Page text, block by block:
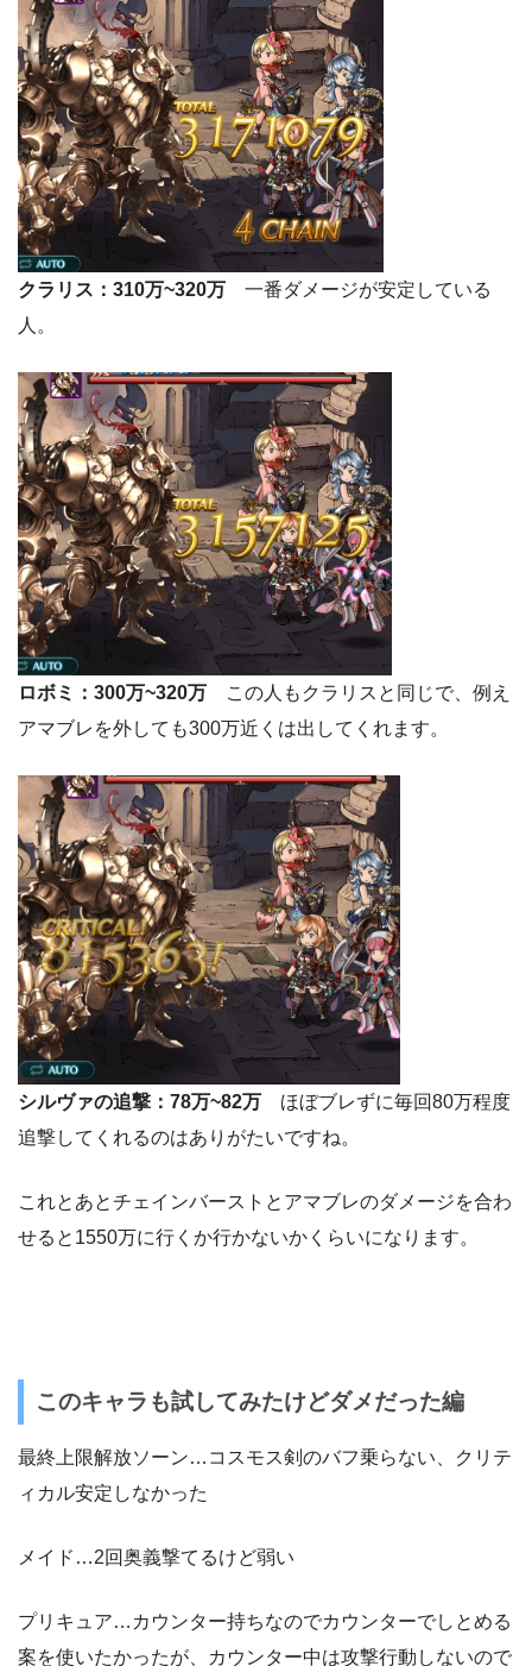
クラリス：310万~320万 一番ダメージが安定している
人。
ロボミ：300万~320万
この人もクラリスと同じで、例え
アマブレを外しても300万近くは出してくれます。
シルヴァの追撃：78万~82万 ほぼブレずに毎回80万程度
追撃してくれるのはありがたいですね。
これとあとチェインバーストとアマブレのダメージを合わ
せると1550万に行くか行かないかくらいになります。
このキャラも試してみたけどダメだった編
最終上限解放ソーン…コスモス剣のバフ乗らない、クリテ
ィカル安定しなかった
メイド…2回奥義撃てるけど弱い
プリキュア…カウンター持ちなのでカウンターでしとめる
案を使いたかったが、カウンター中は攻撃行動しないので